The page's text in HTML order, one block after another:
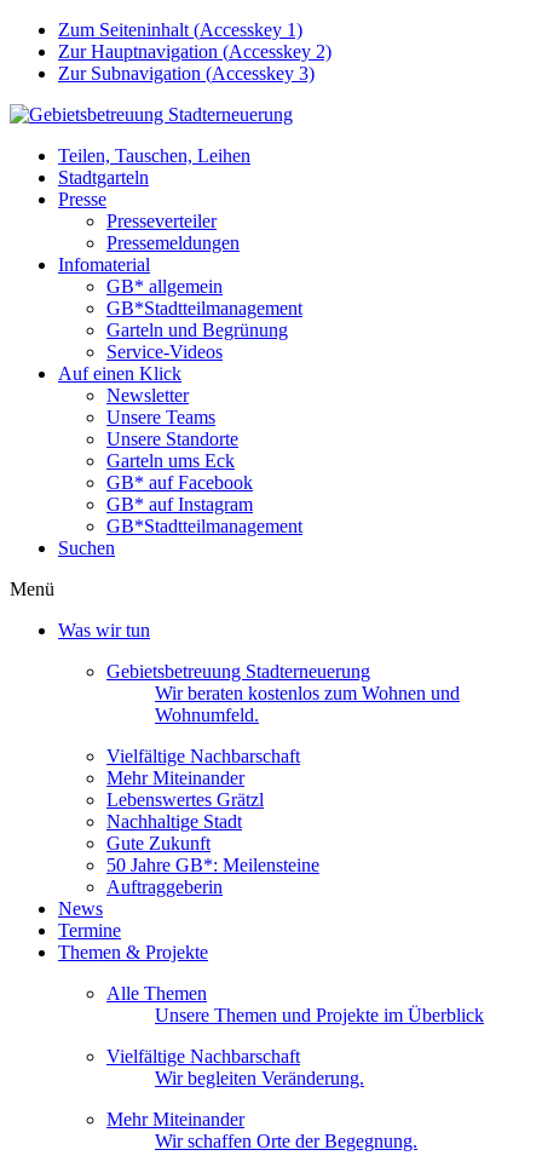
Zum Seiteninhalt (Accesskey 1)
Zur Hauptnavigation (Accesskey 2)
Zur Subnavigation (Accesskey 3)
Teilen, Tauschen, Leihen
Stadtgarteln
Presse
Presseverteiler
Pressemeldungen
Infomaterial
GB* allgemein
GB*Stadtteilmanagement
Garteln und Begrünung
Service-Videos
Auf einen Klick
Newsletter
Unsere Teams
Unsere Standorte
Garteln ums Eck
GB* auf Facebook
GB* auf Instagram
GB*Stadtteilmanagement
Suchen
Menü
Was wir tun
Gebietsbetreuung Stadterneuerung
Wir beraten kostenlos zum Wohnen und
Wohnumfeld.
Vielfältige Nachbarschaft
Mehr Miteinander
Lebenswertes Grätzl
Nachhaltige Stadt
Gute Zukunft
50 Jahre GB*: Meilensteine
Auftraggeberin
News
Termine
Themen & Projekte
Alle Themen
Unsere Themen und Projekte im Überblick
Vielfältige Nachbarschaft
Wir begleiten Veränderung.
Mehr Miteinander
Wir schaffen Orte der Begegnung.